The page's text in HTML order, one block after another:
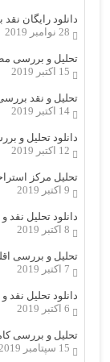
دانلود رایگان
28 نوامبر 2019
تحلیل و بررسی
15 اکتبر 2019
تحلیل و نقد
14 اکتبر 2019
دانلود تحلیل و
12 اکتبر 2019
تحلیل مرکز
9 اکتبر 2019
دانلود تحلیل نقد
8 اکتبر 2019
تحلیل و بررسی
7 اکتبر 2019
دانلود تحلیل
6 اکتبر 2019
تحلیل و بررسی
15 سپتامبر 2019